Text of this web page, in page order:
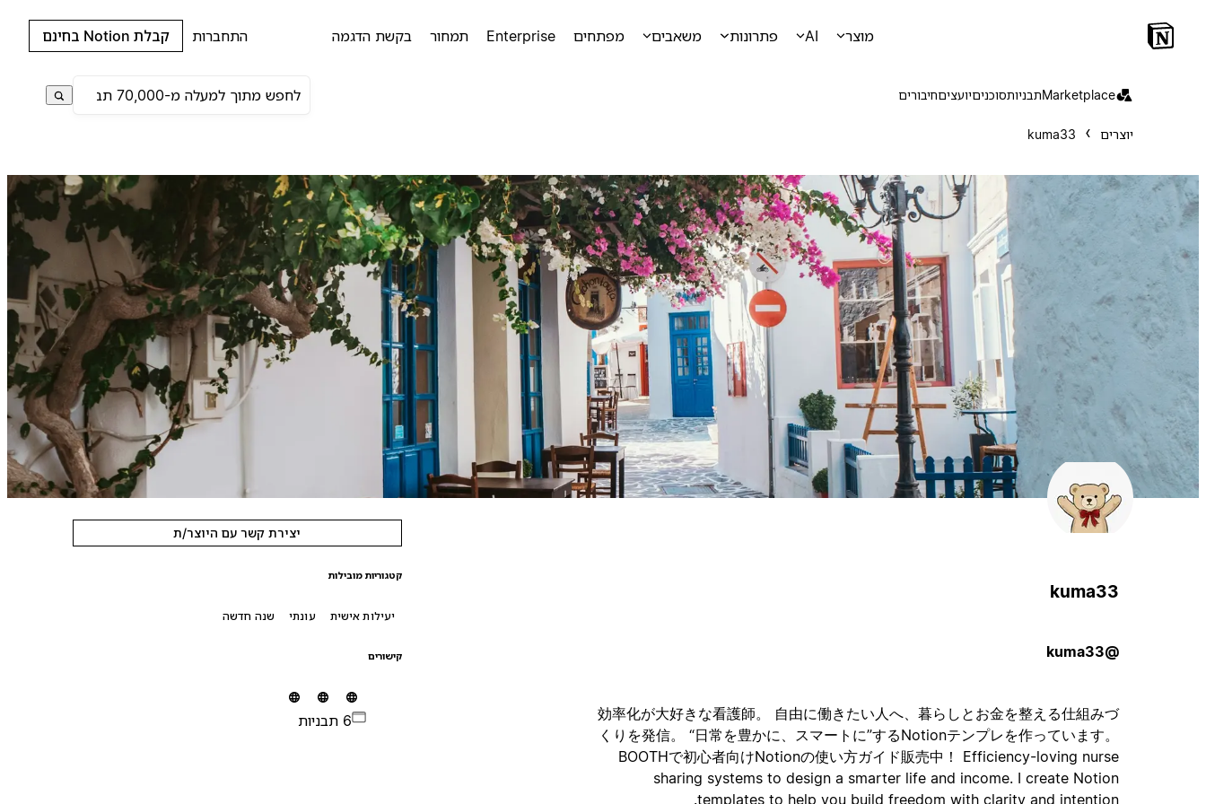
מוצר AI פתרונות משאבים מפתחים Enterprise תמחור בקשת הדגמה התחברות קבלת Notion בחינם
Marketplaceתבניותסוכניםיועציםחיבורים
יוצרים kuma33
kuma33
@kuma33
効率化が大好きな看護師。 自由に働きたい人へ、暮らしとお金を整える仕組みづ
くりを発信。 “日常を豊かに、スマートに”するNotionテンプレを作っています。
BOOTHで初心者向けNotionの使い方ガイド販売中！ Efficiency-loving nurse
sharing systems to design a smarter life and income. I create Notion
templates to help you build freedom with clarity and intention.
יצירת קשר עם היוצר/ת
קטגוריות מובילות
יעילות אישית עונתי שנה חדשה
קישורים
6 תבניות